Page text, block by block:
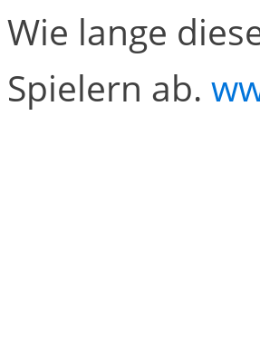
Wie lange
Spielern ab.